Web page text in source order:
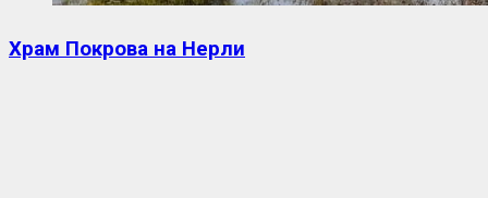
Храм Покрова на Нерли